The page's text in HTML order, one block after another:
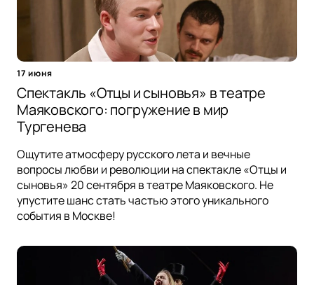
17 июня
Спектакль «Отцы и сыновья» в театре
Маяковского: погружение в мир
Тургенева
Ощутите атмосферу русского лета и вечные
вопросы любви и революции на спектакле «Отцы и
сыновья» 20 сентября в театре Маяковского. Не
упустите шанс стать частью этого уникального
события в Москве!